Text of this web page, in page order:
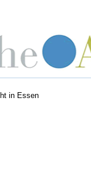
in Essen